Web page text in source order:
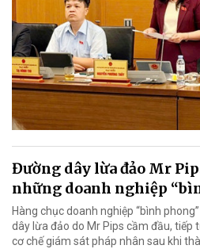
Đường dây lừa đảo Mr
những doanh nghiệp
Hàng chục doanh nghiệp “bình
dây lừa đảo do Mr Pips cầm đầu, tiếp
cơ chế giám sát pháp nhân sau khi